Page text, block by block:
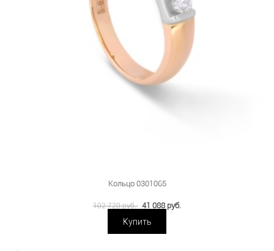
Кольцо 0301065
102 720 руб. 41 088 руб.
Купить